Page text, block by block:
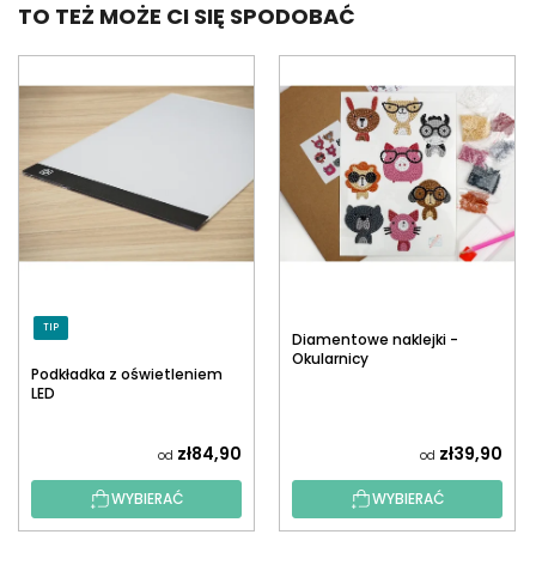
TO TEŻ MOŻE CI SIĘ SPODOBAĆ
TIP
Podkładka z oświetleniem
LED
od zł84,90
WYBIERAĆ
Diamentowe naklejki -
Okularnicy
od zł39,90
WYBIERAĆ